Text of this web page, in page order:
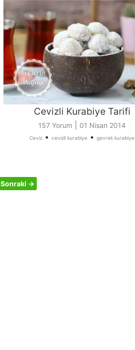
Cevizli Kurabiye Tarifi
157 Yorum 01 Nisan 2014
Ceviz • cevizli kurabiye • gevrek kurabiye
Sonraki →